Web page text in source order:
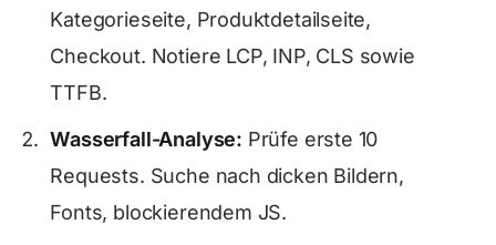
Kategorieseite, Produktdetailseite,
Checkout. Notiere LCP, INP, CLS sowie
TTFB.
Wasserfall-Analyse: Prüfe erste 10
Requests. Suche nach dicken Bildern,
Fonts, blockierendem JS.